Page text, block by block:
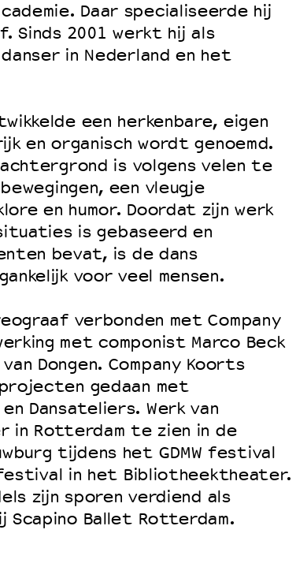
vrijheid – VNPF
Daar specialiseerde hij
Sinds 2001 werkt hij als
in Nederland en het
een herkenbare, eigen
en organisch wordt genoemd.
achtergrond is volgens velen te
een vleugje
en humor. Doordat zijn werk
is gebaseerd en
bevat, is de dans
voor veel mensen.
verbonden met Company
met componist Marco Beck
Dongen. Company Koorts
gedaan met
Dansateliers. Werk van
in Rotterdam te zien in de
tijdens het GDMW festival
in het Bibliotheektheater.
zijn sporen verdiend als
Ballet Rotterdam.